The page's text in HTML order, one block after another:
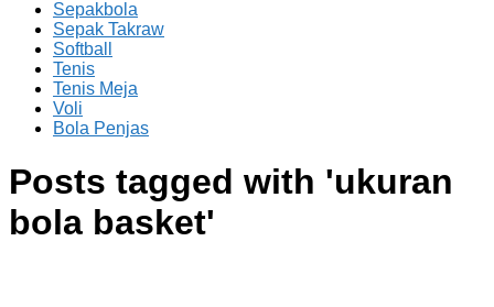
Sepakbola
Sepak Takraw
Softball
Tenis
Tenis Meja
Voli
Bola Penjas
Posts tagged with 'ukuran
bola basket'